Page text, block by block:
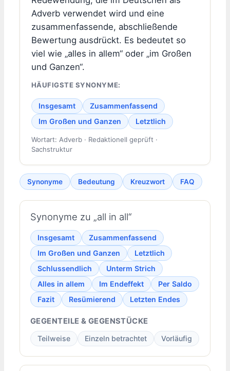
Adverb verwendet wird und eine
zusammenfassende, abschließende
Bewertung ausdrückt. Es bedeutet so
viel wie „alles in allem“ oder „im Großen
und Ganzen“.
HÄUFIGSTE SYNONYME:
Insgesamt
Zusammenfassend
Im Großen und Ganzen
Letztlich
Wortart: Adverb · Redaktionell geprüft ·
Sachstruktur
Synonyme Bedeutung Kreuzwort FAQ
Synonyme zu „all in all“
Insgesamt
Zusammenfassend
Im Großen und Ganzen
Letztlich
Schlussendlich
Unterm Strich
Alles in allem
Im Endeffekt
Per Saldo
Fazit
Resümierend Letzten Endes
GEGENTEILE & GEGENSTÜCKE
Teilweise Einzeln betrachtet Vorläufig